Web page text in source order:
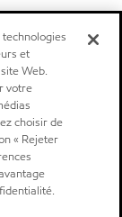
et
Web.
votre
choisir de
« Rejeter